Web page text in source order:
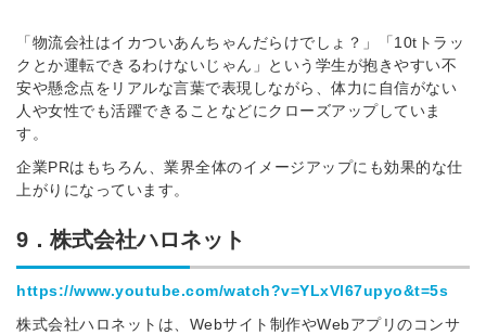
「物流会社はイカついあんちゃんだらけでしょ？」「10tトラッ
クとか運転できるわけないじゃん」という学生が抱きやすい不
安や懸念点をリアルな言葉で表現しながら、体力に自信がない
人や女性でも活躍できることなどにクローズアップしていま
す。
企業PRはもちろん、業界全体のイメージアップにも効果的な仕
上がりになっています。
9．株式会社ハロネット
https://www.youtube.com/watch?v=YLxVl67upyo&t=5s
株式会社ハロネットは、 Webサイト制作やWebアプリのコンサ